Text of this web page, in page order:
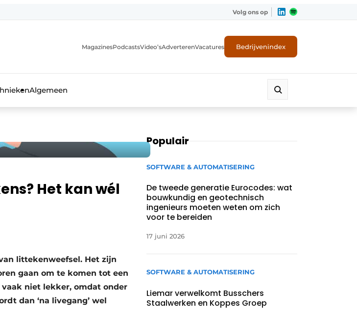
Volg ons op
MagazinesPodcastsVideo’sAdverterenVacatures Bedrijvenindex
Algemeen
Het kan wél
littekenweefsel. Het zijn
gaan om te komen tot een
niet lekker, omdat onder
dan ‘na livegang’ wel
Populair
SOFTWARE & AUTOMATISERING
De tweede generatie Eurocodes: wat
bouwkundig en geotechnisch
ingenieurs moeten weten om zich
voor te bereiden
17 juni 2026
SOFTWARE & AUTOMATISERING
Liemar verwelkomt Busschers
Staalwerken en Koppes Groep